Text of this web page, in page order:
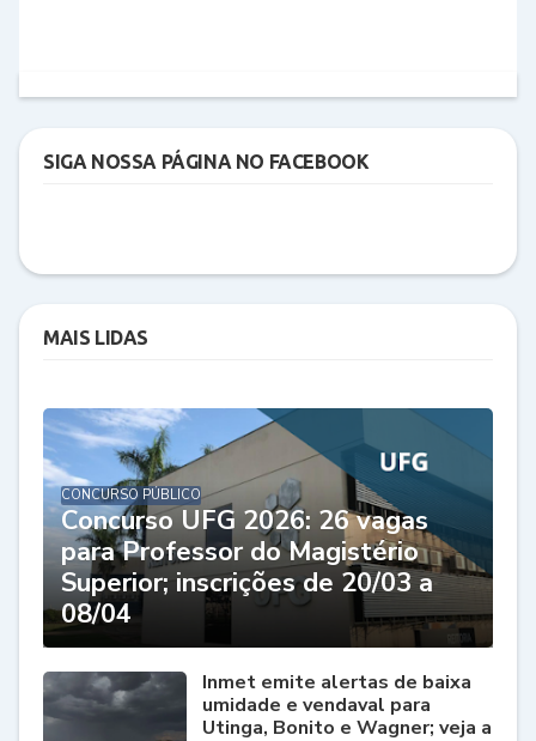
SIGA NOSSA PÁGINA NO FACEBOOK
MAIS LIDAS
CONCURSO PÚBLICO
Concurso UFG 2026: 26 vagas
para Professor do Magistério
Superior; inscrições de 20/03 a
08/04
Inmet emite alertas de baixa
umidade e vendaval para
Utinga, Bonito e Wagner; veja a